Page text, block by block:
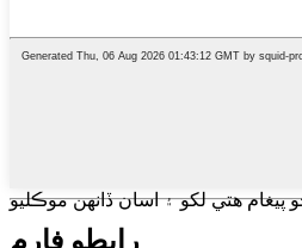
پيغام هتي لکو ۽ اسان ڏانهن موڪليو
رابطو فارم